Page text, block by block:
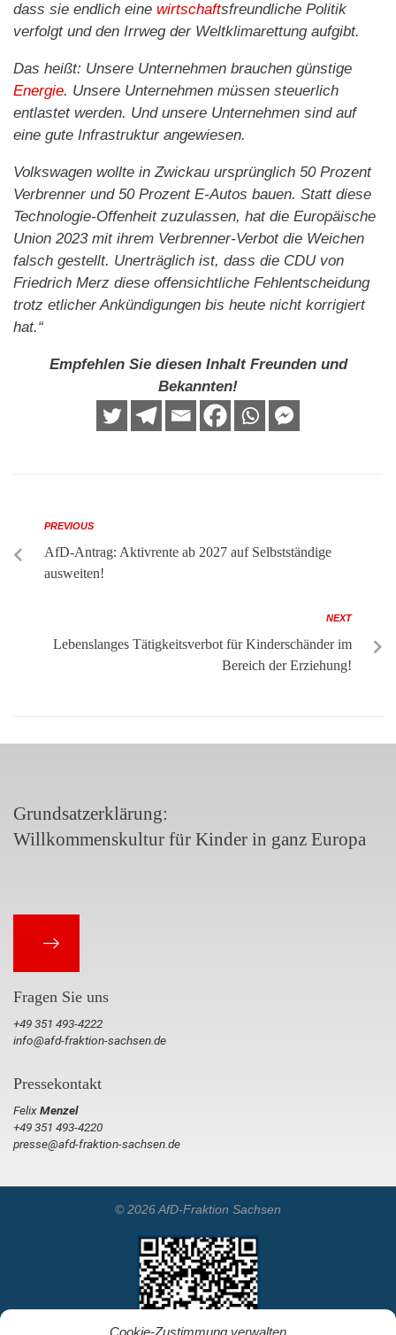
Cookie-Zustimmung verwalten
dass sie endlich eine wirtschaftsfreundliche Politik
verfolgt und den Irrweg der Weltklimarettung aufgibt.
Das heißt: Unsere Unternehmen brauchen günstige
Energie. Unsere Unternehmen müssen steuerlich
entlastet werden. Und unsere Unternehmen sind auf
eine gute Infrastruktur angewiesen.
Volkswagen wollte in Zwickau ursprünglich 50 Prozent
Verbrenner und 50 Prozent E-Autos bauen. Statt diese
Technologie-Offenheit zuzulassen, hat die Europäische
Union 2023 mit ihrem Verbrenner-Verbot die Weichen
falsch gestellt. Unerträglich ist, dass die CDU von
Friedrich Merz diese offensichtliche Fehlentscheidung
trotz etlicher Ankündigungen bis heute nicht korrigiert
hat.“
Empfehlen Sie diesen Inhalt Freunden und
Bekannten!
PREVIOUS
AfD-Antrag: Aktivrente ab 2027 auf Selbstständige
ausweiten!
NEXT
Lebenslanges Tätigkeitsverbot für Kinderschänder im
Bereich der Erziehung!
Grundsatzerklärung:
Willkommenskultur für Kinder in ganz Europa
Fragen Sie uns
+49 351 493-4222
info@afd-fraktion-sachsen.de
Pressekontakt
FelixMenzel
+49 351 493-4220
presse@afd-fraktion-sachsen.de
© 2026 AfD-Fraktion Sachsen